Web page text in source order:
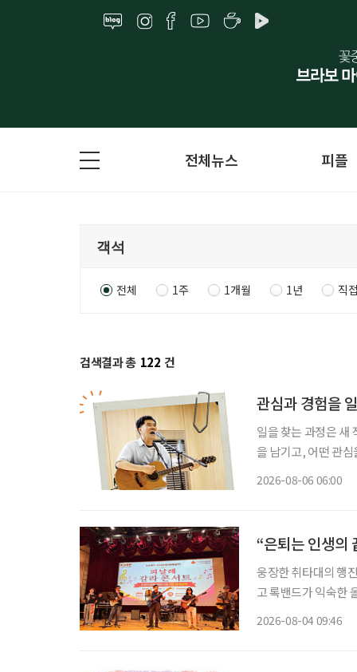
전체뉴스 피플
전체 1주 1개월 1년 직
검색결과 총 122 건
관심과 경험을
일을 찾는 과정은 새
을 남기고, 어떤 관
2026-08-06 06:00
“은퇴는 인생의
웅장한 취타대의 행
고 록밴드가 익숙한
2026-08-04 09:46